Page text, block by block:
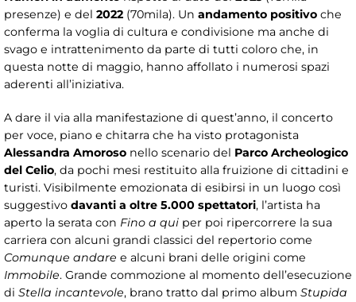
presenze) e del 2022 (70mila). Un andamento positivo che
conferma la voglia di cultura e condivisione ma anche di
svago e intrattenimento da parte di tutti coloro che, in
questa notte di maggio, hanno affollato i numerosi spazi
aderenti all’iniziativa.
A dare il via alla manifestazione di quest’anno, il concerto
per voce, piano e chitarra che ha visto protagonista
Alessandra Amoroso nello scenario del Parco Archeologico
del Celio, da pochi mesi restituito alla fruizione di cittadini e
turisti. Visibilmente emozionata di esibirsi in un luogo così
suggestivo davanti a oltre 5.000 spettatori, l’artista ha
aperto la serata con Fino a qui per poi ripercorrere la sua
carriera con alcuni grandi classici del repertorio come
Comunque andare e alcuni brani delle origini come
Immobile. Grande commozione al momento dell’esecuzione
di Stella incantevole, brano tratto dal primo album Stupida